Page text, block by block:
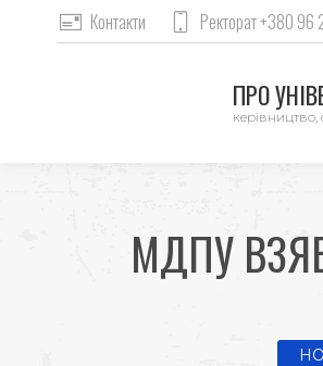
Контакти Ректорат +380 96
ПРО
керівництво,
МДПУ
You